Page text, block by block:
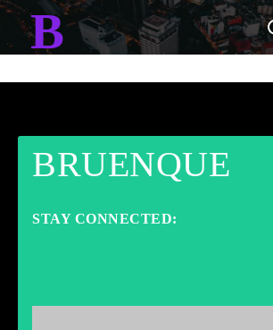
B
BRUENQUE
STAY CONNECTED: